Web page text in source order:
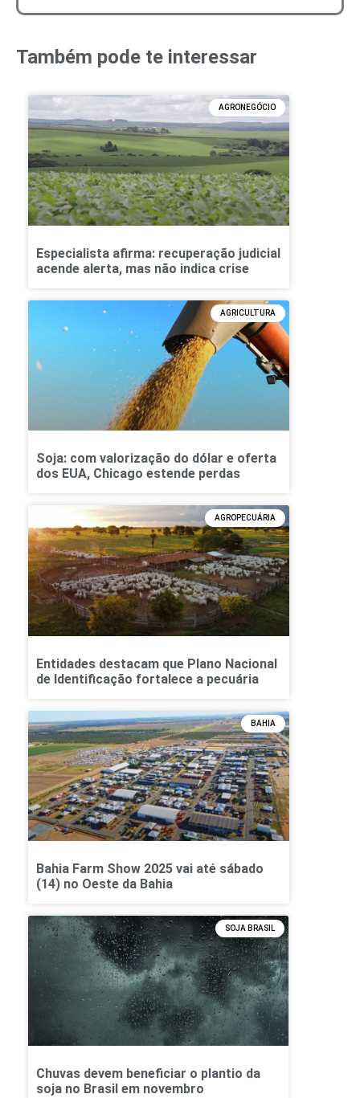
Também pode te interessar
AGRONEGÓCIO
Especialista afirma: recuperação judicial
acende alerta, mas não indica crise
AGRICULTURA
Soja: com valorização do dólar e oferta
dos EUA, Chicago estende perdas
AGROPECUÁRIA
Entidades destacam que Plano Nacional
de Identificação fortalece a pecuária
BAHIA
Bahia Farm Show 2025 vai até sábado
(14) no Oeste da Bahia
SOJA BRASIL
Chuvas devem beneficiar o plantio da
soja no Brasil em novembro